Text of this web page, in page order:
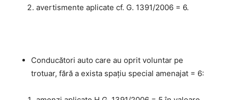
avertismente aplicate cf. G. 1391/2006 = 6.
Conducători auto care au oprit voluntar pe
trotuar, fără a exista spaţiu special amenajat = 6: